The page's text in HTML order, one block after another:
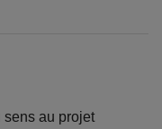
sens au projet